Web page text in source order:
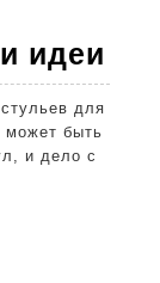
идеи
может быть
и дело с